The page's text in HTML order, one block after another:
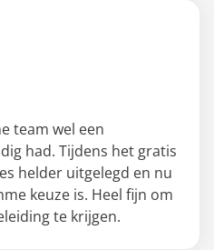
team wel een
had. Tijdens het gratis
helder uitgelegd en nu
keuze is. Heel fijn om
te krijgen.